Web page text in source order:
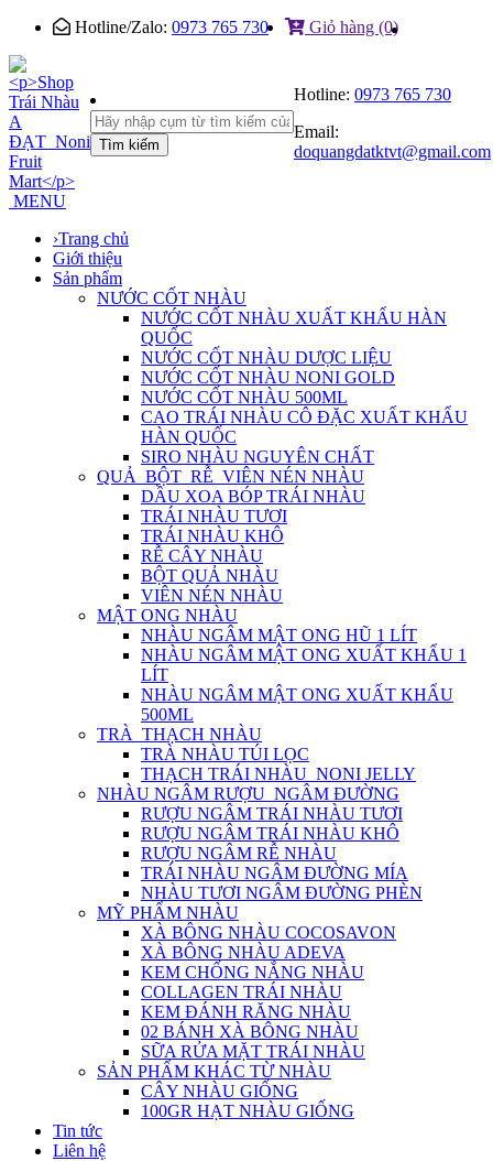
Hotline/Zalo: 0973 765 730 Giỏ hàng (0)
Tìm kiếm
Hotline: 0973 765 730
Email:
doquangdatktvt@gmail.com
MENU
›Trang chủ
Giới thiệu
Sản phẩm
NƯỚC CỐT NHÀU
NƯỚC CỐT NHÀU XUẤT KHẨU HÀN
QUỐC
NƯỚC CỐT NHÀU DƯỢC LIỆU
NƯỚC CỐT NHÀU NONI GOLD
NƯỚC CỐT NHÀU 500ML
CAO TRÁI NHÀU CÔ ĐẶC XUẤT KHẨU
HÀN QUỐC
SIRO NHÀU NGUYÊN CHẤT
QUẢ_BỘT_RỄ_VIÊN NÉN NHÀU
DẦU XOA BÓP TRÁI NHÀU
TRÁI NHÀU TƯƠI
TRÁI NHÀU KHÔ
RỄ CÂY NHÀU
BỘT QUẢ NHÀU
VIÊN NÉN NHÀU
MẬT ONG NHÀU
NHÀU NGÂM MẬT ONG HŨ 1 LÍT
NHÀU NGÂM MẬT ONG XUẤT KHẨU 1
LÍT
NHÀU NGÂM MẬT ONG XUẤT KHẨU
500ML
TRÀ_THẠCH NHÀU
TRÀ NHÀU TÚI LỌC
THẠCH TRÁI NHÀU_NONI JELLY
NHÀU NGÂM RƯỢU_NGÂM ĐƯỜNG
RƯỢU NGÂM TRÁI NHÀU TƯƠI
RƯỢU NGÂM TRÁI NHÀU KHÔ
RƯỢU NGÂM RỄ NHÀU
TRÁI NHÀU NGÂM ĐƯỜNG MÍA
NHÀU TƯƠI NGÂM ĐƯỜNG PHÈN
MỸ PHẨM NHÀU
XÀ BÔNG NHÀU COCOSAVON
XÀ BÔNG NHÀU ADEVA
KEM CHỐNG NẮNG NHÀU
COLLAGEN TRÁI NHÀU
KEM ĐÁNH RĂNG NHÀU
02 BÁNH XÀ BÔNG NHÀU
SỮA RỬA MẶT TRÁI NHÀU
SẢN PHẨM KHÁC TỪ NHÀU
CÂY NHÀU GIỐNG
100GR HẠT NHÀU GIỐNG
Tin tức
Liên hệ